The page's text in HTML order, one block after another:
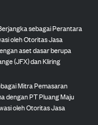
sebagai Perantara
oleh Otoritas Jasa
aset dasar berupa
(JFX) dan Kliring
Mitra Pemasaran
dengan PT Pluang Maju
oleh Otoritas Jasa